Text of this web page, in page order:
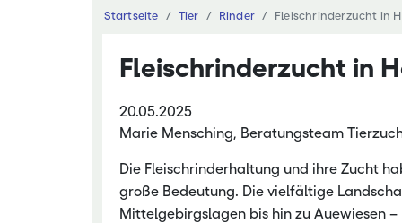
Pflanzenbau
Futterbau
Ökologischer
Startseite Tier Rinder Fleischrinderzucht in
Fleischrinderzucht in
20.05.2025
Marie Mensching, Beratungsteam
Die Fleischrinderhaltung und ihre Zucht
große Bedeutung. Die vielfältige
Mittelgebirgslagen bis hin zu Auewiesen